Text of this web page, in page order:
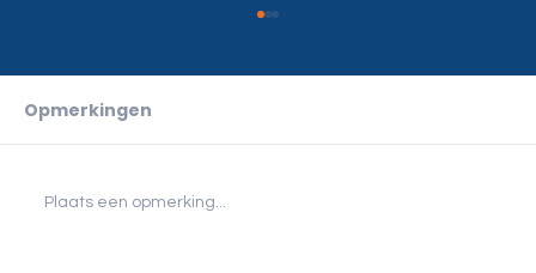
Opmerkingen
Plaats een opmerking...